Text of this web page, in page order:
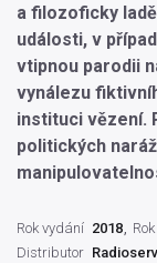
a filozoficky
události, v
vtipnou parodii
vynálezu
instituci vězení.
politických
Rok vydání 2018
Distributor